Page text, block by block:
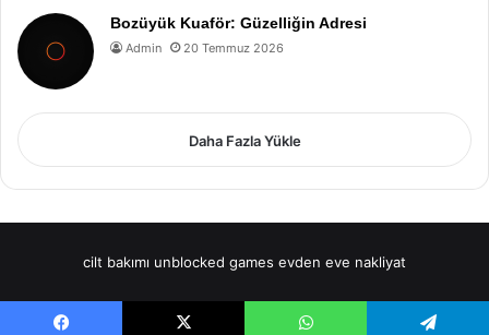
Bozüyük Kuaför: Güzelliğin Adresi
Admin 20 Temmuz 2026
Daha Fazla Yükle
cilt bakımı unblocked games evden eve nakliyat